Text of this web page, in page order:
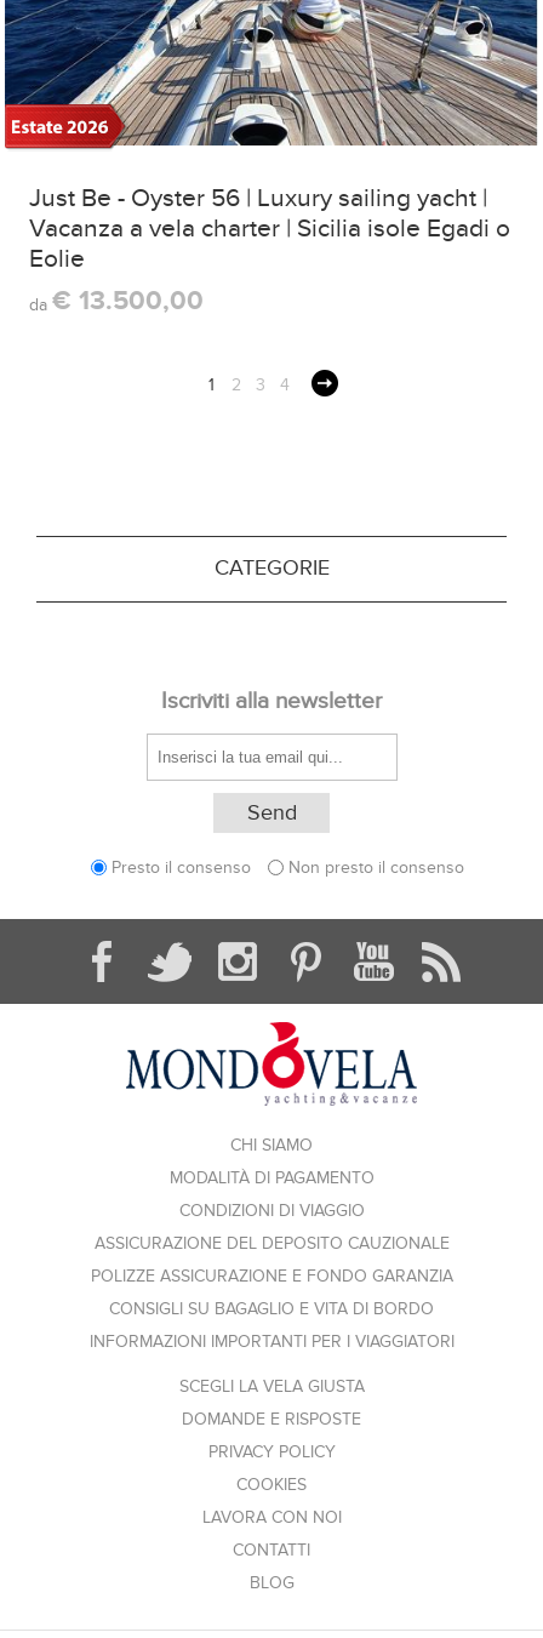
Just Be - Oyster 56 | Luxury sailing yacht |
Vacanza a vela charter | Sicilia isole Egadi o
Eolie
da€ 13.500,00
1 2 3 4
CATEGORIE
Iscriviti alla newsletter
Presto il consenso Non presto il consenso
CHI SIAMO
MODALITÀ DI PAGAMENTO
CONDIZIONI DI VIAGGIO
ASSICURAZIONE DEL DEPOSITO CAUZIONALE
POLIZZE ASSICURAZIONE E FONDO GARANZIA
CONSIGLI SU BAGAGLIO E VITA DI BORDO
INFORMAZIONI IMPORTANTI PER I VIAGGIATORI
SCEGLI LA VELA GIUSTA
DOMANDE E RISPOSTE
PRIVACY POLICY
COOKIES
LAVORA CON NOI
CONTATTI
BLOG